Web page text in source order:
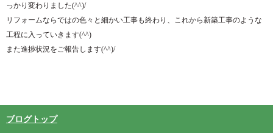
っかり変わりました(^^)/
リフォームならではの色々と細かい工事も終わり、これから新築工事のような
工程に入っていきます(^^)
また進捗状況をご報告します(^^)/
ブログトップ